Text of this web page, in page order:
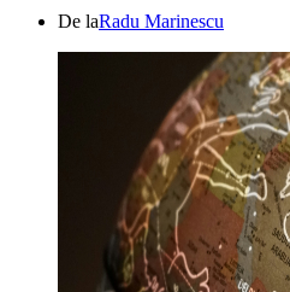
De laRadu Marinescu